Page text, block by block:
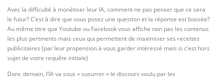
Avec la difficulté à monétiser leur IA, comment ne pas penser que ce sera
le futur? C’est à dire que vous posez une question et la réponse est biaisée?
Au même titre que Youtube ou Facebook vous affiche non pas les contenus
les plus pertinents mais ceux qui permettent de maximiser ses recettes
publicitaires (par leur propension à vous garder intéressé mais si c’est hors
sujet de votre requête initiale)
Donc demain, l’IA va sous « susurrer » le discours voulu par les